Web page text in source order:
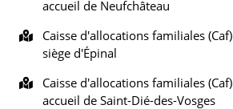
accueil de Neufchâteau
Caisse d'allocations familiales (Caf)
siège d'Épinal
Caisse d'allocations familiales (Caf)
accueil de Saint-Dié-des-Vosges